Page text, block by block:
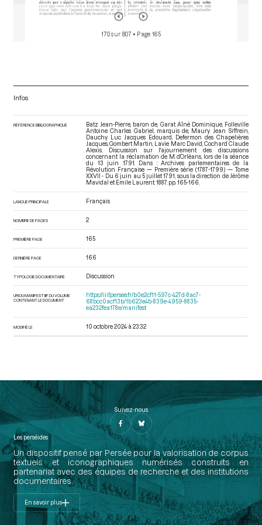
170 sur 807 • Page 165
Infos
RÉFÉRENCE BIBLIOGRAPHIQUE
Batz Jean-Pierre, baron de, Garat Aîné Dominique, Folleville
Antoine Charles Gabriel, marquis de, Maury Jean Siffrein,
Dauchy Luc Jacques Edouard, Defermon des Chapelières
Jacques, Gombert Martin, Lavie Marc David, Cochard Claude
Alexis. Discussion sur l'ajournement des discussions
concernant la réclamation de M. d’Orléans, lors de la séance
du 13 juin 1791. Dans : Archives parlementaires de la
Révolution Française — Première série (1787-1799) — Tome
XXVII - Du 6 juin au 5 juillet 1791 , sous la direction de Jérôme
Mavidal et Emile Laurent. 1887. pp. 165-166.
LANGUE PRINCIPALE Français
NOMBRE DE PAGES 2
PREMIÈRE PAGE 165
DERNIÈRE PAGE 166
TYPOLOGIE DOCUMENTAIRE Discussion
URI DU MANIFEST IIIF DU VOLUME
CONTENANT LE DOCUMENT
https://iiif.persee.fr/b0e2cf11-597c-427d-8ac7-
68bcc0acf13b/1b623e4b-839e-4959-8835-
ea232fea178e/manifest
MODIFIÉ LE 10 octobre 2024 à 23:32
Suivez-nous
Les perséides
Un dispositif pensé par Persée pour la valorisation de corpus
textuels et iconographiques numérisés construits en
partenariat avec des équipes de recherche et des institutions
documentaires.
En savoir plus